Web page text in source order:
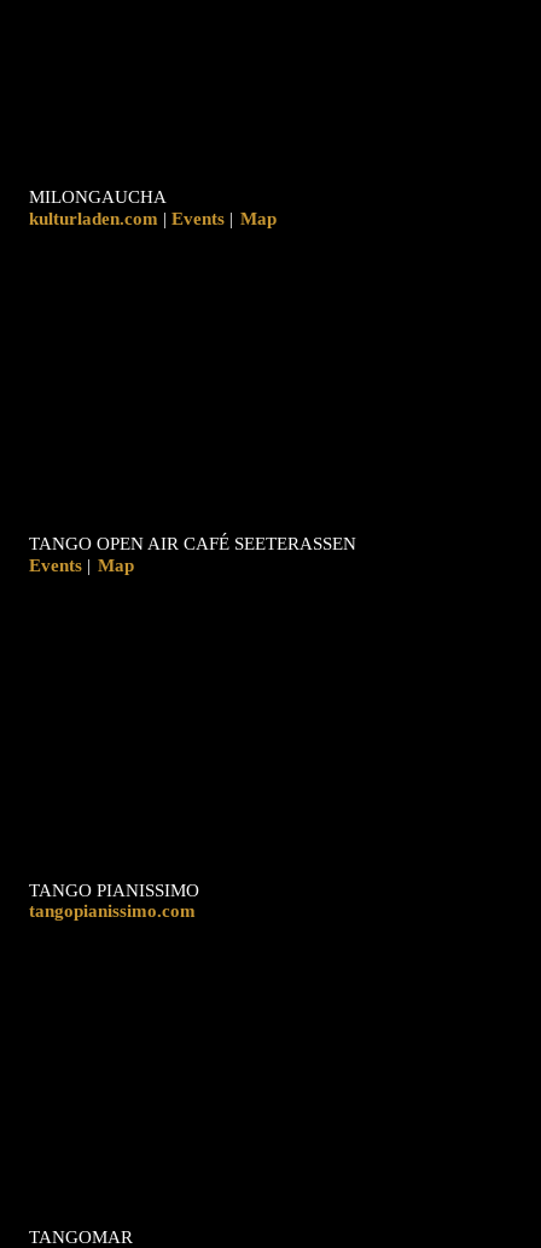
MILONGAUCHA
kulturladen.com | | Map
TANGO OPEN AIR CAFÉ SEETERASSEN
| Map
TANGO PIANISSIMO
tangopianissimo.com
TANGOMAR